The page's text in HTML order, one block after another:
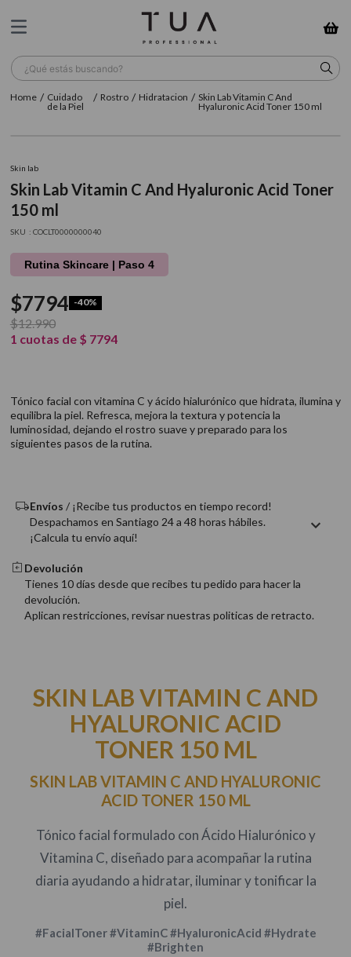
¿Qué estás buscando?
Cuidado
de la Piel
Rostro Hidratacion
Skin Lab Vitamin C And
Hyaluronic Acid Toner 150 ml
Skin lab
Skin Lab Vitamin C And Hyaluronic Acid Toner
150 ml
: COCLT0000000040
Rutina Skincare | Paso 4
$7794 -40%
$12.990
1 cuotas de $ 7794
Tónico facial con vitamina C y ácido hialurónico que hidrata, ilumina y
equilibra la piel. Refresca, mejora la textura y potencia la
luminosidad, dejando el rostro suave y preparado para los
siguientes pasos de la rutina.
Envíos / ¡Recibe tus productos en tiempo record!
Despachamos en Santiago 24 a 48 horas hábiles.
¡Calcula tu envío aquí!
Devolución
Tienes 10 días desde que recibes tu pedido para hacer la
devolución.
Aplican restricciones, revisar nuestras politicas de retracto.
SKIN LAB VITAMIN C AND
HYALURONIC ACID
TONER 150 ML
SKIN LAB VITAMIN C AND HYALURONIC
ACID TONER 150 ML
Tónico facial formulado con Ácido Hialurónico y
Vitamina C, diseñado para acompañar la rutina
diaria ayudando a hidratar, iluminar y tonificar la
piel.
#FacialToner #VitaminC #HyaluronicAcid #Hydrate
#Brighten
TÉRMINOS MÁS BUSCADOS
2
3 . farmavita
5. cepillo
6. gama
7. secador
8 . loreal